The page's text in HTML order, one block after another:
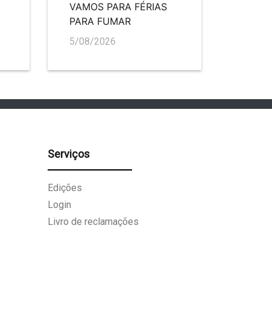
VAMOS PARA FÉRIAS
PARA FUMAR
5/08/2026
Serviços
Edições
Login
Livro de reclamações